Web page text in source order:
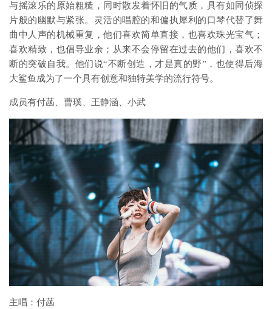
与摇滚乐的原始粗糙，同时散发着怀旧的气质，具有如同侦探
片般的幽默与紧张。灵活的唱腔的和偏执犀利的口琴代替了舞
曲中人声的机械重复，他们喜欢简单直接，也喜欢珠光宝气；
喜欢精致，也倡导业余；从来不会停留在过去的他们，喜欢不
断的突破自我。他们说“不断创造，才是真的野”，也使得后海
大鲨鱼成为了一个具有创意和独特美学的流行符号。
成员有付菡、曹璞、王静涵、小武
主唱：付菡